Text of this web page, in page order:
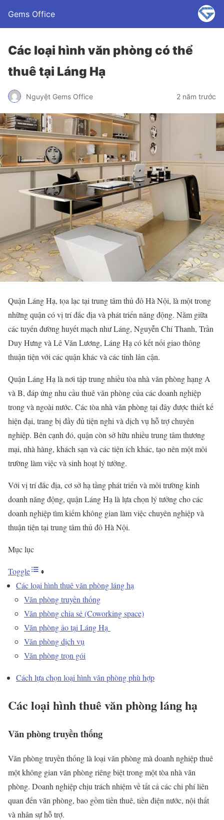
Gems Office
Các loại hình văn phòng có thể
thuê tại Láng Hạ
Nguyệt Gems Office 2 năm trước
Quận Láng Hạ, tọa lạc tại trung tâm thủ đô Hà Nội, là một trong
những quận có vị trí đắc địa và phát triển năng động. Nằm giữa
các tuyến đường huyết mạch như Láng, Nguyễn Chí Thanh, Trần
Duy Hưng và Lê Văn Lương, Láng Hạ có kết nối giao thông
thuận tiện với các quận khác và các tỉnh lân cận.
Quận Láng Hạ là nơi tập trung nhiều tòa nhà văn phòng hạng A
và B, đáp ứng nhu cầu thuê văn phòng của các doanh nghiệp
trong và ngoài nước. Các tòa nhà văn phòng tại đây được thiết kế
hiện đại, trang bị đầy đủ tiện nghi và dịch vụ hỗ trợ chuyên
nghiệp. Bên cạnh đó, quận còn sở hữu nhiều trung tâm thương
mại, nhà hàng, khách sạn và các tiện ích khác, tạo nên một môi
trường làm việc và sinh hoạt lý tưởng.
Với vị trí đắc địa, cơ sở hạ tầng phát triển và môi trường kinh
doanh năng động, quận Láng Hạ là lựa chọn lý tưởng cho các
doanh nghiệp tìm kiếm không gian làm việc chuyên nghiệp và
thuận tiện tại trung tâm thủ đô Hà Nội.
Mục lục
Toggle
Các loại hình thuê văn phòng láng hạ
Văn phòng truyền thống
Văn phòng chia sẻ (Coworking space)
Văn phòng ảo tại Láng Hạ
Văn phòng dịch vụ
Văn phòng trọn gói
Cách lựa chọn loại hình văn phòng phù hợp
Các loại hìnhthuê văn phòng láng hạ
Văn phòng truyền thống
Văn phòng truyền thống là loại văn phòng mà doanh nghiệp thuê
một không gian văn phòng riêng biệt trong một tòa nhà văn
phòng. Doanh nghiệp chịu trách nhiệm về tất cả các chi phí liên
quan đến văn phòng, bao gồm tiền thuê, tiền điện nước, nội thất
và nhân sự hỗ trợ.